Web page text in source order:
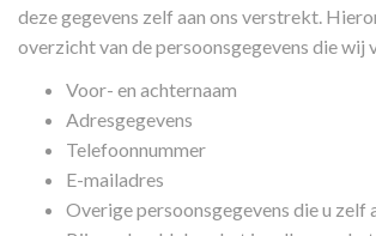
deze gegevens zelf aan ons verstrekt.
overzicht van de persoonsgegevens die wij
Voor- en achternaam
Adresgegevens
Telefoonnummer
E-mailadres
Overige persoonsgegevens die u zelf